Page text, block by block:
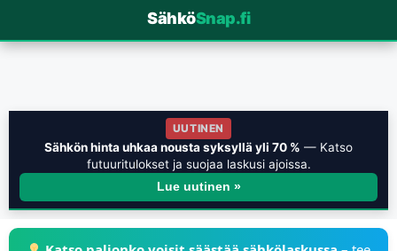
SähköSnap.fi
UUTINEN
Sähkön hinta uhkaa nousta syksyllä yli 70 % — Katso
futuuritulokset ja suojaa laskusi ajoissa.
Lue uutinen »